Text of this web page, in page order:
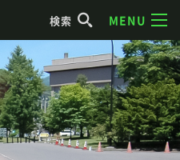
検索 MENU